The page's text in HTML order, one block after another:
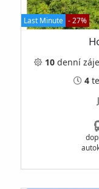
Last Minute - 27%
10denní
4